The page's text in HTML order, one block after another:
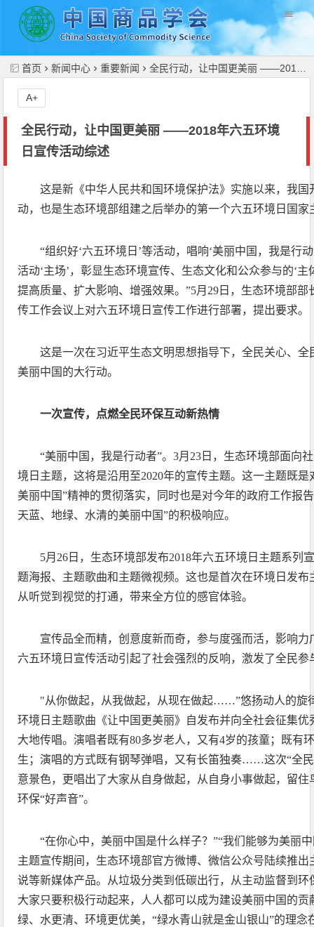
首页 新闻中心 重要新闻 全民行动，让中国更美丽 ——2018年六五环境日宣传活动综述
全民行动，让中国更美丽 ——2018年六五环境
日宣传活动综述
A+
这是新《中华人民共和国环境保护法》实施以来，我
动，也是生态环境部组建之后举办的第一个六五环境日国家
“组织好‘六五环境日’等活动，唱响‘美丽中国，我是行
活动‘主场’，彰显生态环境宣传、生态文化和公众参与的‘
提高质量、扩大影响、增强效果。”5月29日，生态环境部
传工作会议上对六五环境日宣传工作进行部署，提出要求。
这是一次在习近平生态文明思想指导下，全民关心、
美丽中国的大行动。
一次宣传，点燃全民环保互动新热情
“美丽中国，我是行动者”。3月23日，生态环境部面向
境日主题，这将是沿用至2020年的宣传主题。这一主题既
美丽中国”精神的贯彻落实，同时也是对今年的政府工作报
天蓝、地绿、水清的美丽中国”的积极响应。
5月26日，生态环境部发布2018年六五环境日主题系列
题海报、主题歌曲和主题微视频。这也是首次在环境日发
从听觉到视觉的打通，带来全方位的感官体验。
宣传品全而精，创意度新而奇，参与度强而活，影响
六五环境日宣传活动引起了社会强烈的反响，激发了全民参
"从你做起，从我做起，从现在做起……”悠扬动人的旋
环境日主题歌曲《让中国更美丽》自发布并向全社会征集
大地传唱。演唱者既有80多岁老人，又有4岁的孩童；既有
生；演唱的方式既有钢琴弹唱，又有长笛独奏……这次“全
意景色，更唱出了大家从自身做起，从自身小事做起，留
环保“好声音”。
“在你心中，美丽中国是什么样子？”“我们能够为美丽
主题宣传期间，生态环境部官方微博、微信公众号陆续推
说等新媒体产品。从垃圾分类到低碳出行，从主动监督到
大家只要积极行动起来，人人都可以成为建设美丽中国的
绿、水更清、环境更优美，“绿水青山就是金山银山”的理念